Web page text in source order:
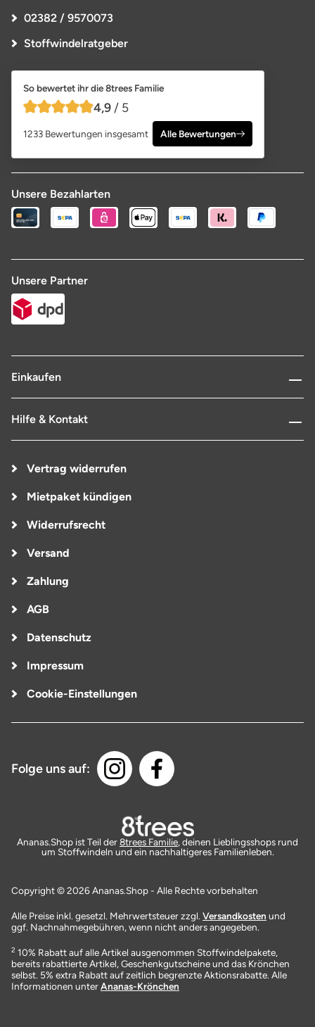
02382 / 9570073
Stoffwindelratgeber
So bewertet ihr die 8trees Familie
4,9 von 5 Sternen
4,9 / 5
1233 Bewertungen insgesamt Alle Bewertungen
Unsere Bezahlarten
Unsere Partner
Einkaufen
Hilfe & Kontakt
Vertrag widerrufen
Mietpaket kündigen
Widerrufsrecht
Versand
Zahlung
AGB
Datenschutz
Impressum
Cookie-Einstellungen
Folge uns auf:
Ananas.Shop ist Teil der8trees Familie, deinen Lieblingsshops rund
um Stoffwindeln und ein nachhaltigeres Familienleben.
Copyright © 2026 Ananas.Shop - Alle Rechte vorbehalten
Alle Preise inkl. gesetzl. Mehrwertsteuer zzgl. Versandkosten und
ggf. Nachnahmegebühren, wenn nicht anders angegeben.
2 10% Rabatt auf alle Artikel ausgenommen Stoffwindelpakete,
bereits rabattierte Artikel, Geschenkgutscheine und das Krönchen
selbst. 5% extra Rabatt auf zeitlich begrenzte Aktionsrabatte. Alle
Informationen unterAnanas-Krönchen